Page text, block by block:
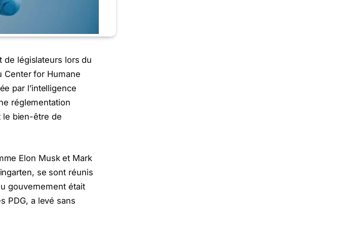
de législateurs lors du
Center for Humane
par l’intelligence
réglementation
le bien-être de
Elon Musk et Mark
se sont réunis
gouvernement était
PDG, a levé sans